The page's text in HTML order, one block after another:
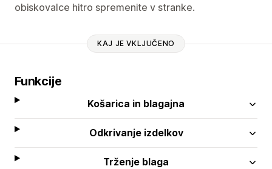
obiskovalce hitro spremenite v stranke.
KAJ JE VKLJUČENO
Funkcije
Košarica in blagajna
Odkrivanje izdelkov
Trženje blaga